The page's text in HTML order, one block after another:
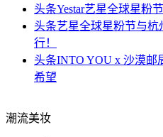
头条Yestar艺星全球星粉
头条艺星全球星粉节与杭
行！
头条INTO YOU x 沙漠邮
希望
潮流美妆